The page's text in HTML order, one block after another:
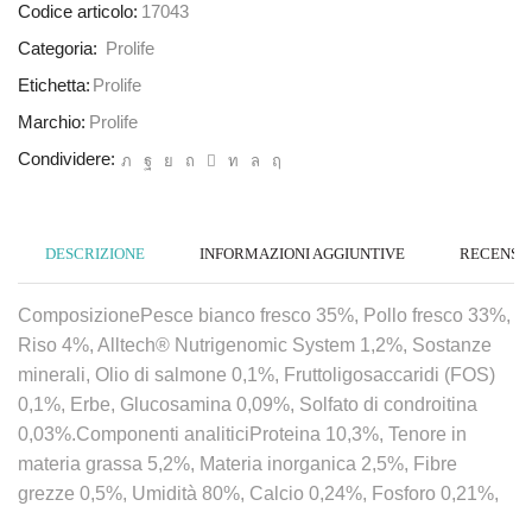
Codice articolo: 17043
Categoria:
Prolife
Etichetta: Prolife
Marchio: Prolife
Condividere:
DESCRIZIONE INFORMAZIONI AGGIUNTIVE
ComposizionePesce bianco fresco 35%, Pollo fresco 33%,
Riso 4%, Alltech® Nutrigenomic System 1,2%, Sostanze
minerali, Olio di salmone 0,1%, Fruttoligosaccaridi (FOS)
0,1%, Erbe, Glucosamina 0,09%, Solfato di condroitina
0,03%.Componenti analiticiProteina 10,3%, Tenore in
materia grassa 5,2%, Materia inorganica 2,5%, Fibre
grezze 0,5%, Umidità 80%, Calcio 0,24%, Fosforo 0,21%,